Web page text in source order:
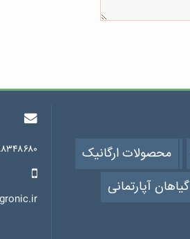
(۰۲۱)
محصولات ارگانیک
گیاهان آپارتمانی